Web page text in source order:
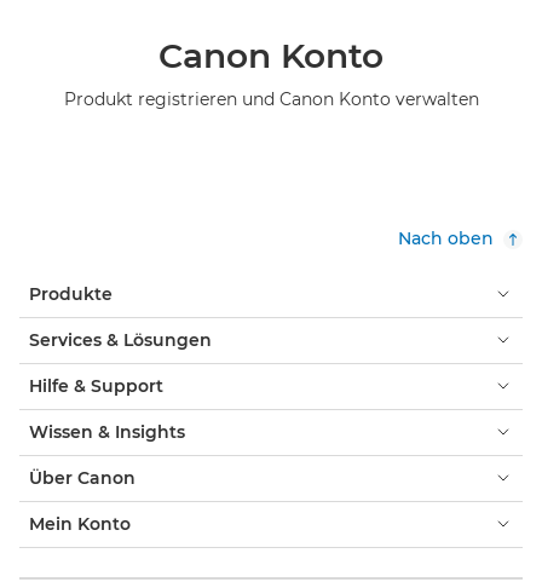
Canon Konto
Produkt registrieren und Canon Konto verwalten
Nach oben
Produkte
Services & Lösungen
Hilfe & Support
Wissen & Insights
Über Canon
Mein Konto